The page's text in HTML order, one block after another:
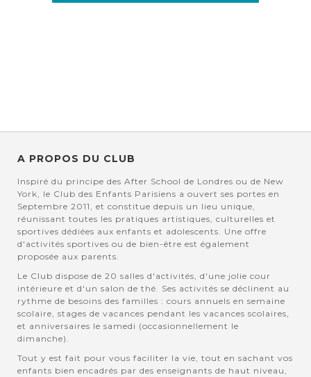
A PROPOS DU CLUB
Inspiré du principe des After School de Londres ou de New
York, le Club des Enfants Parisiens a ouvert ses portes en
Septembre 2011, et constitue depuis un lieu unique,
réunissant toutes les pratiques artistiques, culturelles et
sportives dédiées aux enfants et adolescents. Une offre
d'activités sportives ou de bien-être est également
proposée aux parents.
Le Club dispose de 20 salles d'activités, d'une jolie cour
intérieure et d'un salon de thé. Ses activités se déclinent au
rythme de besoins des familles : cours annuels en semaine
scolaire, stages de vacances pendant les vacances scolaires,
et anniversaires le samedi (occasionnellement le
dimanche).
Tout y est fait pour vous faciliter la vie, tout en sachant vos
enfants bien encadrés par des enseignants de haut niveau,